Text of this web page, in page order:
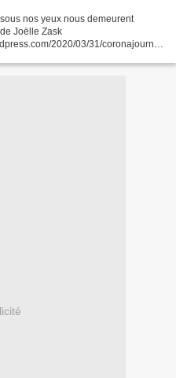
nos yeux nous demeurent
Joëlle Zask
2020/03/31/coronajournal